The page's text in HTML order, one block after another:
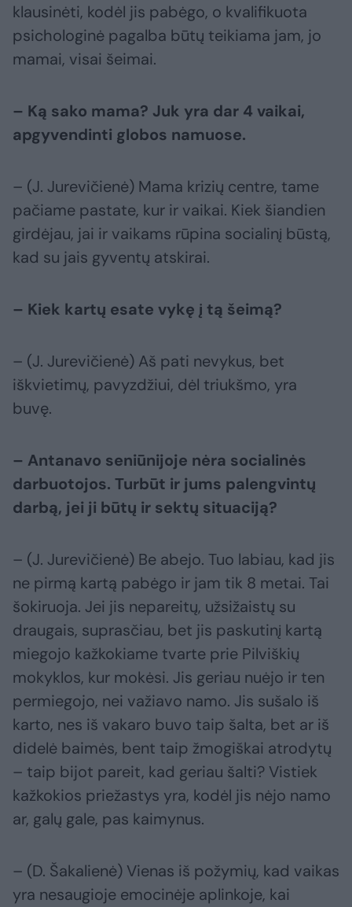
klausinėti, kodėl jis pabėgo, o kvalifikuota
psichologinė pagalba būtų teikiama jam, jo
mamai, visai šeimai.
– Ką sako mama? Juk yra dar 4 vaikai,
apgyvendinti globos namuose.
– (J. Jurevičienė) Mama krizių centre, tame
pačiame pastate, kur ir vaikai. Kiek šiandien
girdėjau, jai ir vaikams rūpina socialinį būstą,
kad su jais gyventų atskirai.
– Kiek kartų esate vykę į tą šeimą?
– (J. Jurevičienė) Aš pati nevykus, bet
iškvietimų, pavyzdžiui, dėl triukšmo, yra
buvę.
– Antanavo seniūnijoje nėra socialinės
darbuotojos. Turbūt ir jums palengvintų
darbą, jei ji būtų ir sektų situaciją?
– (J. Jurevičienė) Be abejo. Tuo labiau, kad jis
ne pirmą kartą pabėgo ir jam tik 8 metai. Tai
šokiruoja. Jei jis nepareitų, užsižaistų su
draugais, suprasčiau, bet jis paskutinį kartą
miegojo kažkokiame tvarte prie Pilviškių
mokyklos, kur mokėsi. Jis geriau nuėjo ir ten
permiegojo, nei važiavo namo. Jis sušalo iš
karto, nes iš vakaro buvo taip šalta, bet ar iš
didelė baimės, bent taip žmogiškai atrodytų
– taip bijot pareit, kad geriau šalti? Vistiek
kažkokios priežastys yra, kodėl jis nėjo namo
ar, galų gale, pas kaimynus.
– (D. Šakalienė) Vienas iš požymių, kad vaikas
yra nesaugioje emocinėje aplinkoje, kai